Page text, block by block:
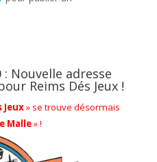
: Nouvelle adresse
Reims Dés Jeux !
Jeux» se trouve désormais
Malle» !